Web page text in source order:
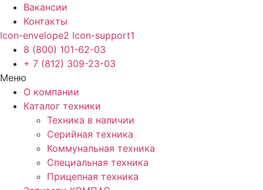
Вакансии
Контакты
Icon-envelope2 Icon-support1
8 (800) 101-62-03
+ 7 (812) 309-23-03
Меню
О компании
Каталог техники
Техника в наличии
Серийная техника
Коммунальная техника
Специальная техника
Прицепная техника